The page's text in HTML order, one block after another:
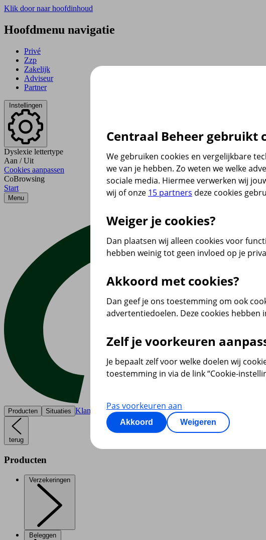
Klik door naar hoofdinhoud
Hoofdmenu navigatie
Privé
Zzp
Zakelijk
Adviseur
Partner
Instellingen
Dyslexie lettertype
Aan / Uit
Cookies aanpassen
CoBrowsing
Start
Menu
Producten Situaties Klantenservice
terug
Producten
Verzekeringen
Beleggen
Centraal Beheer gebruikt
We gebruiken cookies en vergelijkbare
we van je hebben. Zo weten we welke
sociale media. Hiermee verwerken wij
wij of onze 15 partners deze cookies
Weiger je cookies?
Dan plaatsen wij alleen cookies voor
hebben weinig tot geen invloed op je
Akkoord met cookies?
Dan geef je ons toestemming om ook
advertentiedoelen. Deze cookies hebben
Zelf je voorkeuren
Je bepaalt zelf voor welke doelen wij
toestemming in via de link “Cookie-
Pas voorkeuren aan
Akkoord Weigeren